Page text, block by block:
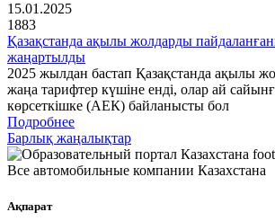
15.01.2025
1883
Қазақстанда ақылы жолдарды
жаңартылды
2025 жылдан бастап Қазақстанда ақылы
жаңа тарифтер күшіне енді, олар ай
көрсеткішке (АЕК) байланысты бол
Подробнее
Барлық жаңалықтар
Все автомобильные компании Казахстана
Ақпарат